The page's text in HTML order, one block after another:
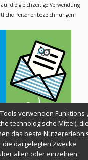
auf die gleichzeitige Verwendung
Personenbezeichnungen
verwenden Funktions-,
technologische Mittel),
das beste
dargelegten Zwecke
allen oder einzelnen